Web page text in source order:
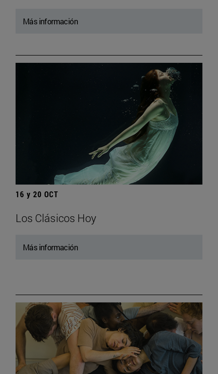
Más información
16 y 20 OCT
Los Clásicos Hoy
Más información